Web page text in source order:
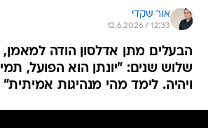
אור שקדי
12.6.2026 / 12:33
הבעלים מתן אדלסון הודה למאמן,
שלוש שנים: "יונתן הוא הפועל,
ויהיה. לימד מהי מנהיגות אמיתית"